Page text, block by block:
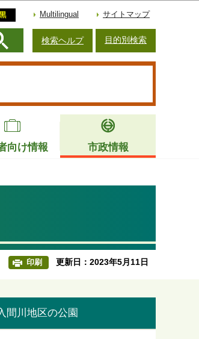
Multilingual サイトマップ
検索ヘルプ 目的別検索
向け情報 市政情報
印刷 更新日：2023年5月11日
間川地区の公園